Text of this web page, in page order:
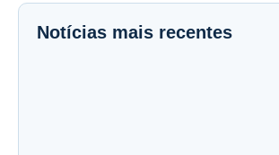
Notícias mais recentes